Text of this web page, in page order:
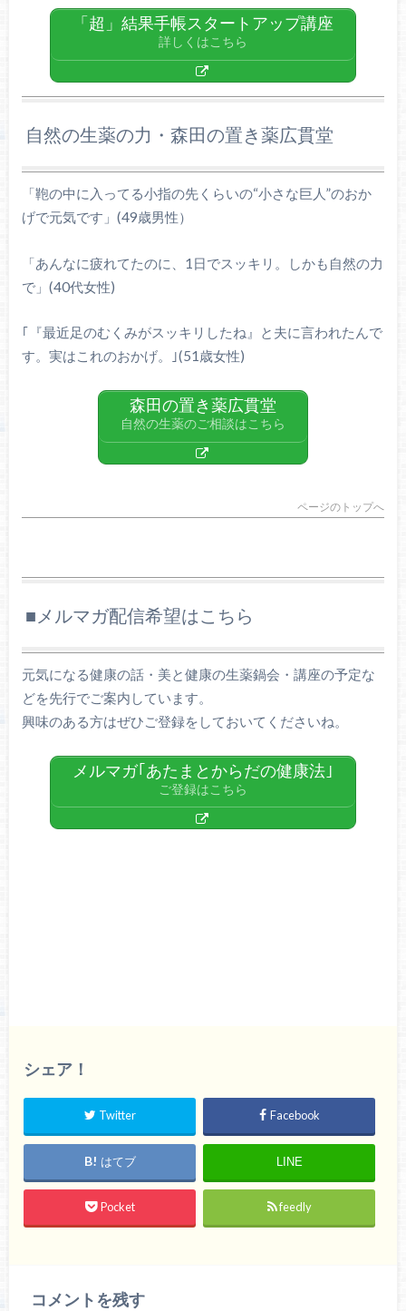
「超」結果手帳スタートアップ講座
詳しくはこちら
自然の生薬の力・森田の置き薬広貫堂
「鞄の中に入ってる小指の先くらいの“小さな巨人”のおか
げで元気です」(49歳男性）
「あんなに疲れてたのに、1日でスッキリ。しかも自然の力
で」(40代女性)
｢『最近足のむくみがスッキリしたね』と夫に言われたんで
す。実はこれのおかげ。｣(51歳女性)
森田の置き薬広貫堂
自然の生薬のご相談はこちら
ページのトップへ
■メルマガ配信希望はこちら
元気になる健康の話・美と健康の生薬鍋会・講座の予定な
どを先行でご案内しています。
興味のある方はぜひご登録をしておいてくださいね。
メルマガ｢あたまとからだの健康法｣
ご登録はこちら
シェア！
Twitter Facebook
はてブ LINE
Pocket feedly
コメントを残す